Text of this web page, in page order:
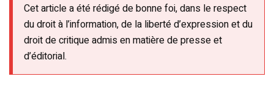
Cet article a été rédigé de bonne foi, dans le respect
du droit à l’information, de la liberté d’expression et du
droit de critique admis en matière de presse et
d’éditorial.